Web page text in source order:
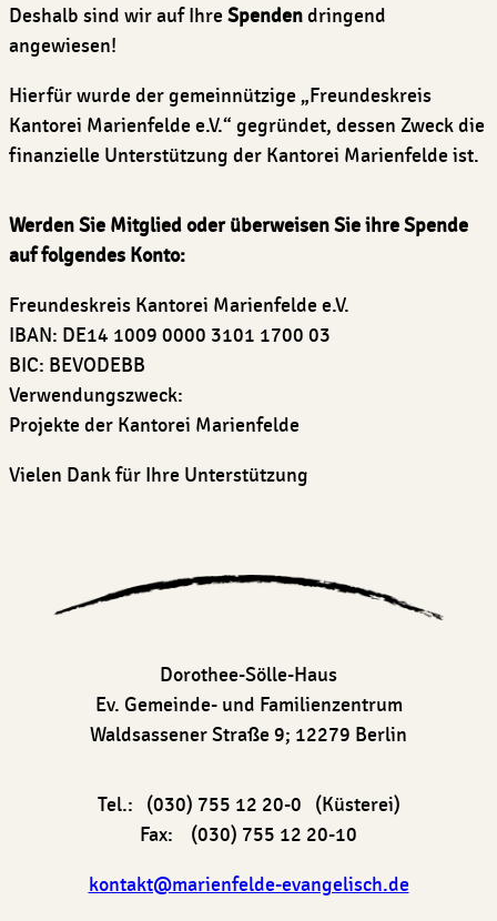
Deshalb sind wir auf Ihre Spendendringend
angewiesen!
Hierfür wurde der gemeinnützige „Freundeskreis
Kantorei Marienfelde e.V.“ gegründet, dessen Zweck die
finanzielle Unterstützung der Kantorei Marienfelde ist.
Werden Sie Mitglied oder überweisen Sie ihre Spende
auf folgendes Konto:
Freundeskreis Kantorei Marienfelde e.V.
IBAN: DE14 1009 0000 3101 1700 03
BIC: BEVODEBB
Verwendungszweck:
Projekte der Kantorei Marienfelde
Vielen Dank für Ihre Unterstützung
Dorothee-Sölle-Haus
Ev. Gemeinde- und Familienzentrum
Waldsassener Straße 9; 12279 Berlin
Tel.: (030) 755 12 20-0 (Küsterei)
Fax: (030) 755 12 20-10
kontakt@marienfelde-evangelisch.de